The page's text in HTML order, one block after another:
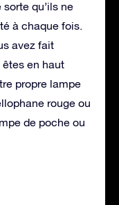
qu’ils ne
à chaque fois.
avez fait
en haut
propre lampe
rouge ou
de poche ou